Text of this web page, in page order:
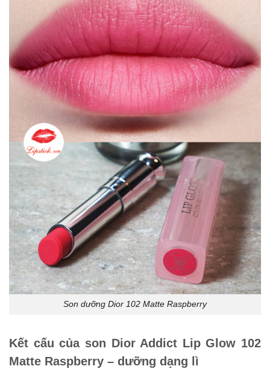
Son dưỡng Dior 102 Matte Raspberry
Kết cấu của son Dior Addict Lip Glow 102
Matte Raspberry – dưỡng dạng lì